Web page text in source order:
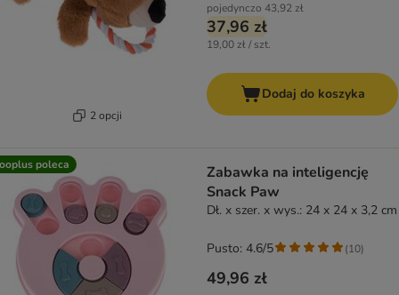
2 opcji
pojedynczo 43,92 zł
37,96 zł
19,00 zł / szt.
Dodaj do koszyka
poleca
Zabawka na inteligencję
Snack Paw
Dł. x szer. x wys.: 24 x 24 x 3,2 cm
49,96 zł
Pusto: 4.6/5 (10)